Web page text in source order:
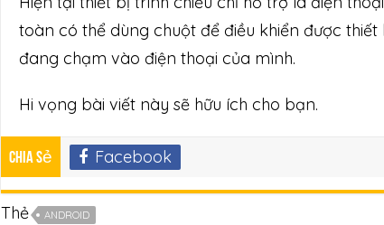
toàn có thể dùng chuột để điều khiển được
đang chạm vào điện thoại của mình.
Hi vọng bài viết này sẽ hữu ích cho bạn.
Chia sẻ Facebook
Thẻ ANDROID